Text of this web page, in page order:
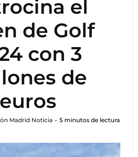
el
de Golf
con 3
de
euros
Madrid Noticia 5 minutos de lectura